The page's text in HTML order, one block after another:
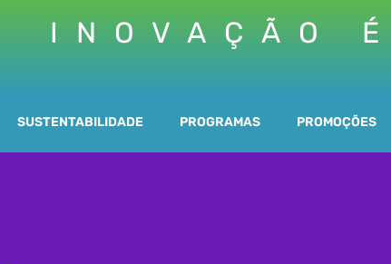
INOVAÇÃO
SUSTENTABILIDADE PROGRAMAS PROMOÇÕES